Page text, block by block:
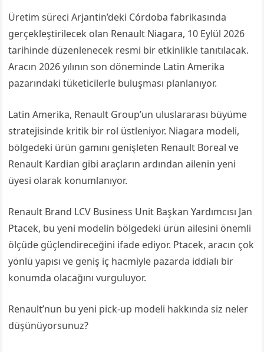
Üretim süreci Arjantin’deki Córdoba fabrikasında
gerçekleştirilecek olan Renault Niagara, 10 Eylül 2026
tarihinde düzenlenecek resmi bir etkinlikle tanıtılacak.
Aracın 2026 yılının son döneminde Latin Amerika
pazarındaki tüketicilerle buluşması planlanıyor.
Latin Amerika, Renault Group’un uluslararası büyüme
stratejisinde kritik bir rol üstleniyor. Niagara modeli,
bölgedeki ürün gamını genişleten Renault Boreal ve
Renault Kardian gibi araçların ardından ailenin yeni
üyesi olarak konumlanıyor.
Renault Brand LCV Business Unit Başkan Yardımcısı Jan
Ptacek, bu yeni modelin bölgedeki ürün ailesini önemli
ölçüde güçlendireceğini ifade ediyor. Ptacek, aracın çok
yönlü yapısı ve geniş iç hacmiyle pazarda iddialı bir
konumda olacağını vurguluyor.
Renault’nun bu yeni pick-up modeli hakkında siz neler
düşünüyorsunuz?